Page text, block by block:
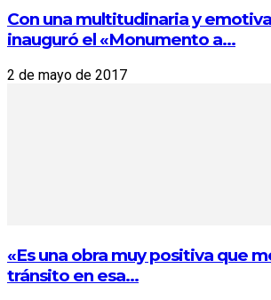
Con una multitudinaria y
inauguró el «Monumento a...
2 de mayo de 2017
«Es una obra muy positiva que
tránsito en esa...